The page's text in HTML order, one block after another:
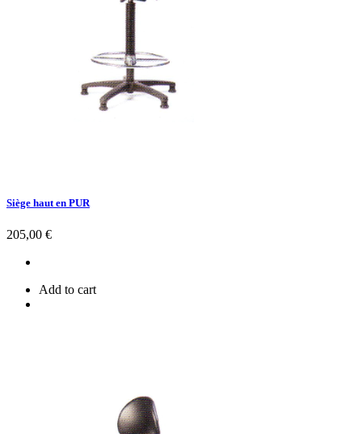
Siège haut en PUR
Prix
205,00 €
Add to cart